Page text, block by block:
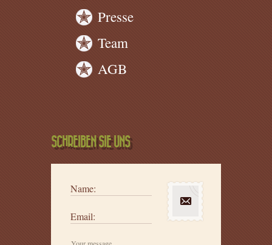
Presse
Team
AGB
SCHREIBEN SIE UNS
Name:
Email: